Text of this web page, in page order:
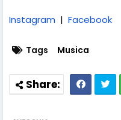
Instagram | Facebook
Tags Musica